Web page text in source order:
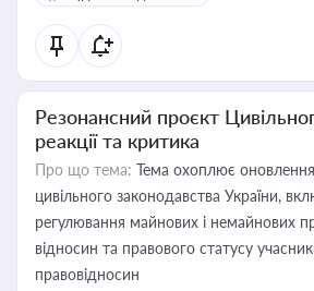
Резонансний проєкт
реакції та критика
Про що тема: Тема охоплює
цивільного законодавства України,
регулювання майнових і немайнових
відносин та правового статусу
правовідносин